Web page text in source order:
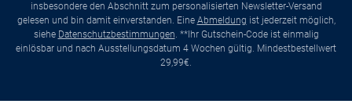
insbesondere den Abschnitt zum personalisierten Newsletter-Versand
gelesen und bin damit einverstanden. Eine Abmeldung ist jederzeit möglich,
siehe Datenschutzbestimmungen. **Ihr Gutschein-Code ist einmalig
einlösbar und nach Ausstellungsdatum 4 Wochen gültig. Mindestbestellwert
29,99€.